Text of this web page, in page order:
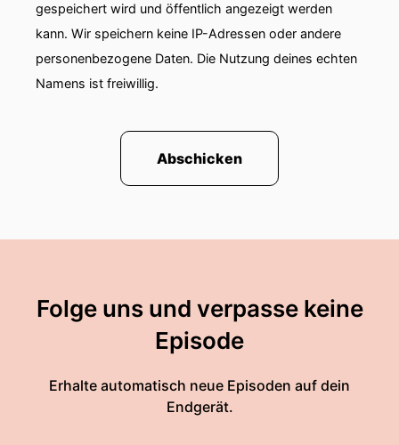
gespeichert wird und öffentlich angezeigt werden
kann. Wir speichern keine IP-Adressen oder andere
personenbezogene Daten. Die Nutzung deines echten
Namens ist freiwillig.
Abschicken
Folge uns und verpasse keine
Episode
Erhalte automatisch neue Episoden auf dein
Endgerät.